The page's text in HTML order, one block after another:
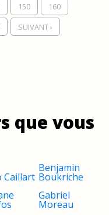
150
160
SUIVANT ›
que vous
Caillart
Benjamin
Boukriche
Gabriel
Moreau